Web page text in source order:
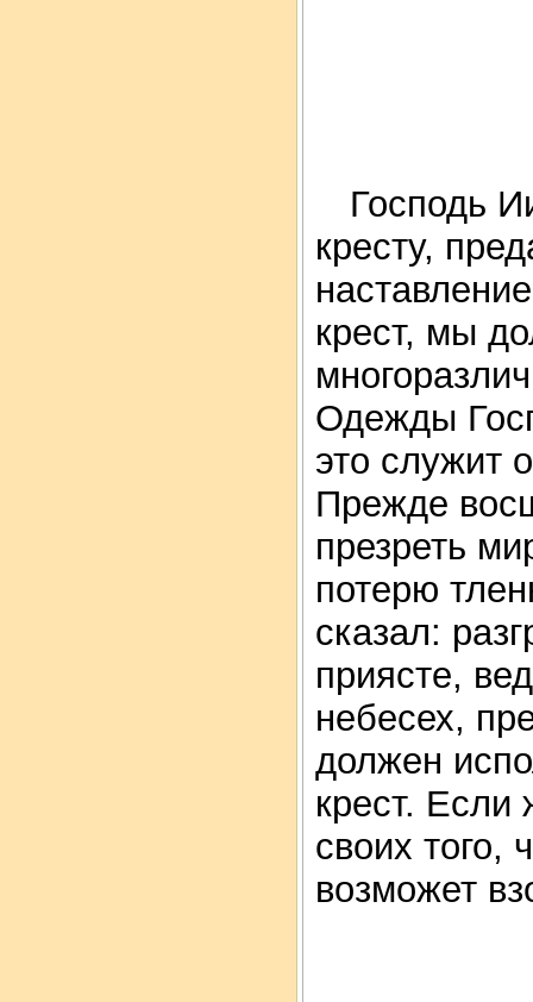
Господь
кресту,
крест, мы
Одежды
это служит
Прежде
презреть
потерю
сказал:
приясте,
небесех,
должен
крест. Если
своих того,
возможет